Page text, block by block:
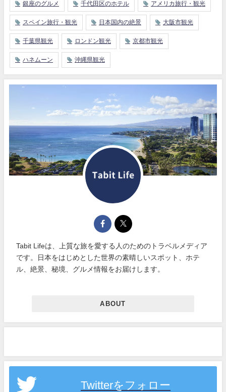
銀座のグルメ 千代田区のホテル アメリカ旅行・観光
スペイン旅行・観光 日本国内の絶景 大阪市観光
千葉県観光 ロンドン観光 京都市観光
ハネムーン 沖縄県観光
Tabit Lifeは、上質な旅を愛する人のためのトラベルメディア
です。日本をはじめとした世界の素晴しいスポット、ホテ
ル、絶景、秘境、グルメ情報をお届けします。
ABOUT
Twitterをフォロー